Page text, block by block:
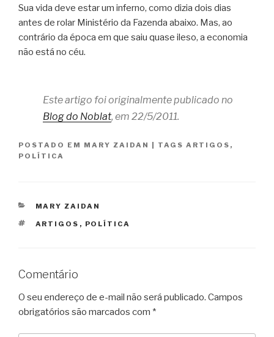
Sua vida deve estar um inferno, como dizia dois dias
antes de rolar Ministério da Fazenda abaixo. Mas, ao
contrário da época em que saiu quase ileso, a economia
não está no céu.
Este artigo foi originalmente publicado no
Blog do Noblat, em 22/5/2011.
POSTADO EM MARY ZAIDAN | TAGS ARTIGOS ,
POLÍTICA
CATEGORIAS
MARY ZAIDAN
TAGS
ARTIGOS , POLÍTICA
Comentário
O seu endereço de e-mail não será publicado. Campos
obrigatórios são marcados com *